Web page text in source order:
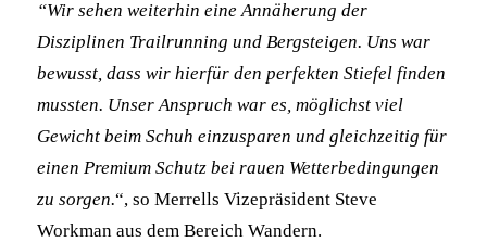
“Wir sehen weiterhin eine Annäherung der
Disziplinen Trailrunning und Bergsteigen. Uns war
bewusst, dass wir hierfür den perfekten Stiefel finden
mussten. Unser Anspruch war es, möglichst viel
Gewicht beim Schuh einzusparen und gleichzeitig für
einen Premium Schutz bei rauen Wetterbedingungen
zu sorgen.“, so Merrells Vizepräsident Steve
Workman aus dem Bereich Wandern.